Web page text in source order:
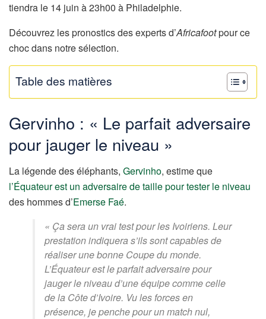
tiendra le 14 juin à 23h00 à Philadelphie.
Découvrez les pronostics des experts d’Africafootpour ce
choc dans notre sélection.
Table des matières
Gervinho : « Le parfait adversaire
pour jauger le niveau »
La légende des éléphants, Gervinho, estime que
l’Équateur est un adversaire de taille pour tester le niveau
des hommes d’Emerse Faé.
« Ça sera un vrai test pour les Ivoiriens. Leur
prestation indiquera s’ils sont capables de
réaliser une bonne Coupe du monde.
L’Équateur est le parfait adversaire pour
jauger le niveau d’une équipe comme celle
de la Côte d’Ivoire. Vu les forces en
présence, je penche pour un match nul,